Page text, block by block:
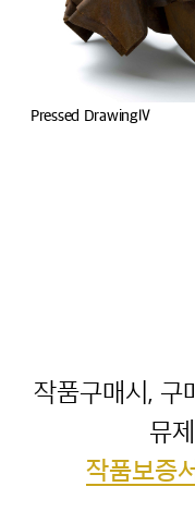
Pressed DrawingⅣ
작품구매시, 구
작품보증서